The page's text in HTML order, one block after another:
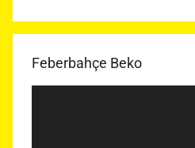
Feberbahçe Beko